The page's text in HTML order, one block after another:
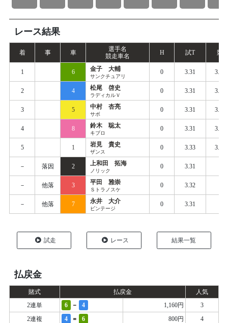
レース結果
着 事 車
選手名
競走車名
H 試T 競
1 6 金子 大輔
サンクチュアリ
0 3.31 3.384
2 4 松尾 啓史
ラディカルＶ
0 3.31 3.406
3 5 中村 杏亮
サボ
0 3.31 3.406
4 8 鈴木 聡太
キブロ
0 3.31 3.423
5 1 岩見 貴史
ザンス
0 3.33 3.426
－ 落因 2 上和田 拓海
ノリック
0 3.31
－ 他落 3 平田 雅崇
Ｓトラノスケ
0 3.32
－ 他落 7 永井 大介
ビンテージ
0 3.31
試走 レース 結果一覧
払戻金
賭式 払戻金
人気
2連単
6 - 4 1,160円
3
2連複
4 = 6 800円
4